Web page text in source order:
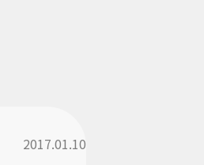
2017.01.10